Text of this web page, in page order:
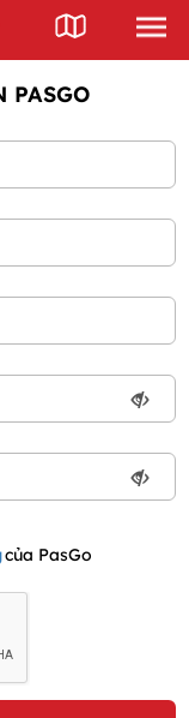
PASGO
của PasGo